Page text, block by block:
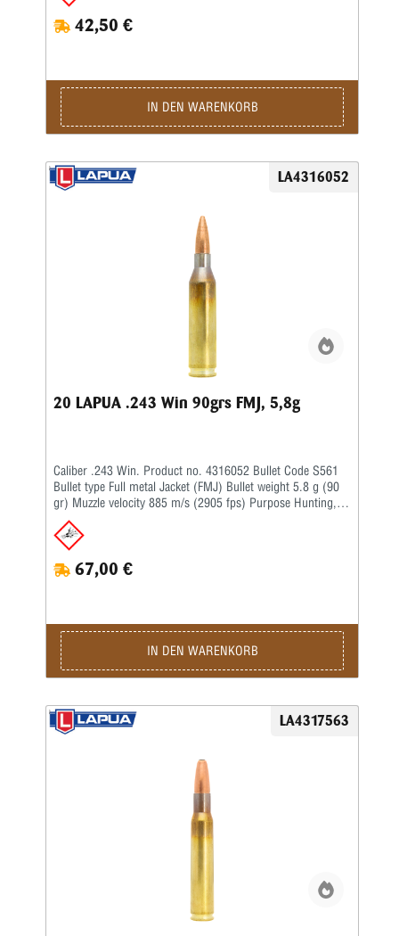
42,50 €
IN DEN WARENKORB
LA4316052
20 LAPUA .243 Win 90grs FMJ, 5,8g
Caliber .243 Win. Product no. 4316052 Bullet Code S561
Bullet type Full metal Jacket (FMJ) Bullet weight 5.8 g (90
gr) Muzzle velocity 885 m/s (2905 fps) Purpose Hunting,
67,00 €
IN DEN WARENKORB
LA4317563